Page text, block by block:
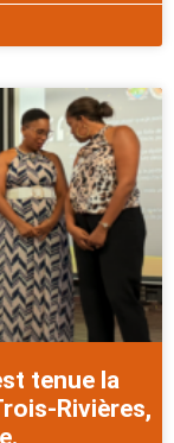
tenue la
Rivières,